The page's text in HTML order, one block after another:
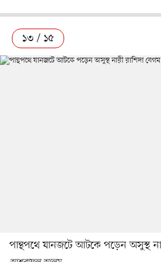
১৩ / ১৫
পান্থপথে যানজটে আটকে পড়েন অসুস্থ